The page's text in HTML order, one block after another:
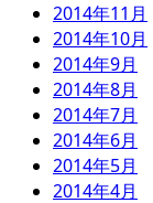
2014年11月
2014年10月
2014年9月
2014年8月
2014年7月
2014年6月
2014年5月
2014年4月